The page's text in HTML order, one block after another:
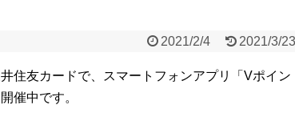
2021/2/4 2021/3/23
住友カードで、スマートフォンアプリ「Vポイ
催中です。